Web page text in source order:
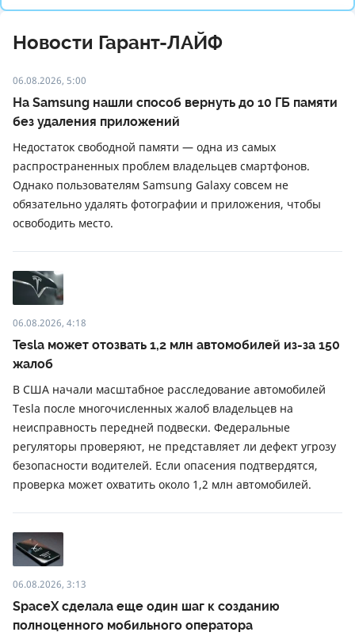
Новости Гарант-ЛАЙФ
06.08.2026, 5:00
На Samsung нашли способ вернуть до 10 ГБ памяти
без удаления приложений
Недостаток свободной памяти — одна из самых
распространенных проблем владельцев смартфонов.
Однако пользователям Samsung Galaxy совсем не
обязательно удалять фотографии и приложения, чтобы
освободить место.
06.08.2026, 4:18
Tesla может отозвать 1,2 млн автомобилей из-за 150
жалоб
В США начали масштабное расследование автомобилей
Tesla после многочисленных жалоб владельцев на
неисправность передней подвески. Федеральные
регуляторы проверяют, не представляет ли дефект угрозу
безопасности водителей. Если опасения подтвердятся,
проверка может охватить около 1,2 млн автомобилей.
06.08.2026, 3:13
SpaceX сделала еще один шаг к созданию
полноценного мобильного оператора